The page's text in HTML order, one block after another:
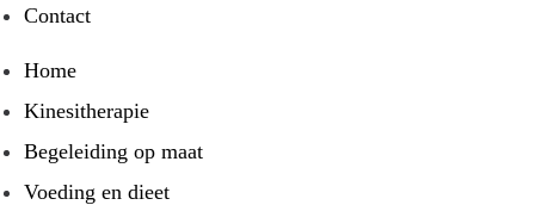
Contact
Home
Kinesitherapie
Begeleiding op maat
Voeding en dieet